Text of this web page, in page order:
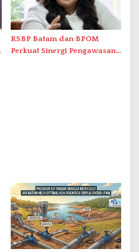
RSBP Batam dan BPOM
Perkuat Sinergi Pengawasan